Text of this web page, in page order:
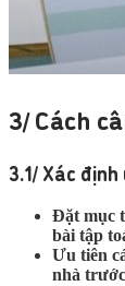
3/ Cách
3.1/ Xác
Đặt mục
bài tập
Ưu tiên
nhà